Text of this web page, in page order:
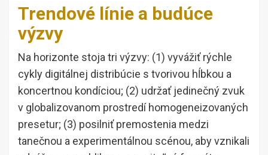
Trendové línie a budúce
výzvy
Na horizonte stoja tri výzvy: (1) vyvážiť rýchle
cykly digitálnej distribúcie s tvorivou hĺbkou a
koncertnou kondíciou; (2) udržať jedinečný zvuk
v globalizovanom prostredí homogeneizovaných
presetur; (3) posilniť premostenia medzi
tanečnou a experimentálnou scénou, aby vznikali